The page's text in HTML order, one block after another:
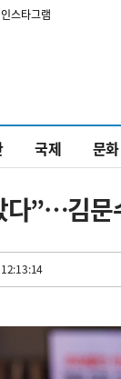
인스타그램
국제 문화
다”…김